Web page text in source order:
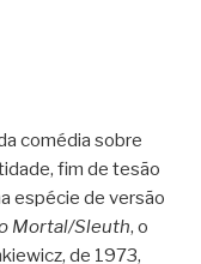
comédia sobre
fim de tesão
espécie de versão
Mortal/Sleuth, o
de 1973,